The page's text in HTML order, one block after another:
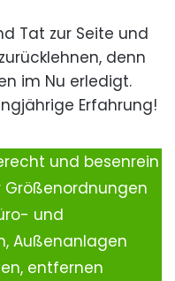
Tat zur Seite und
denn
im Nu erledigt.
Erfahrung!
und besenrein
Größenordnungen
und
Außenanlagen
entfernen